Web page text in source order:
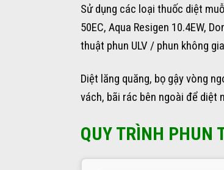
Sử dụng các loại thuốc diệt
50EC, Aqua Resigen 10.4EW,
thuật phun ULV / phun không
Diệt lăng quăng, bọ gậy vòng
vách, bãi rác bên ngoài để diệt
QUY TRÌNH PHUN